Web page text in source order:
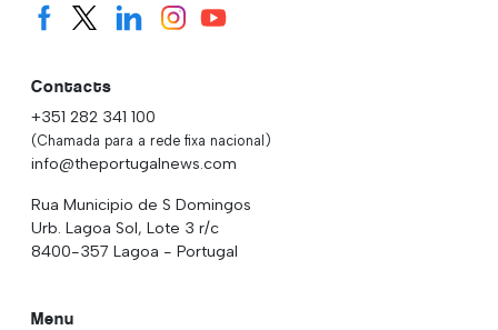
Contacts
+351 282 341 100
(Chamada para a rede fixa nacional)
info@theportugalnews.com
Rua Municipio de S Domingos
Urb. Lagoa Sol, Lote 3 r/c
8400-357 Lagoa - Portugal
Menu